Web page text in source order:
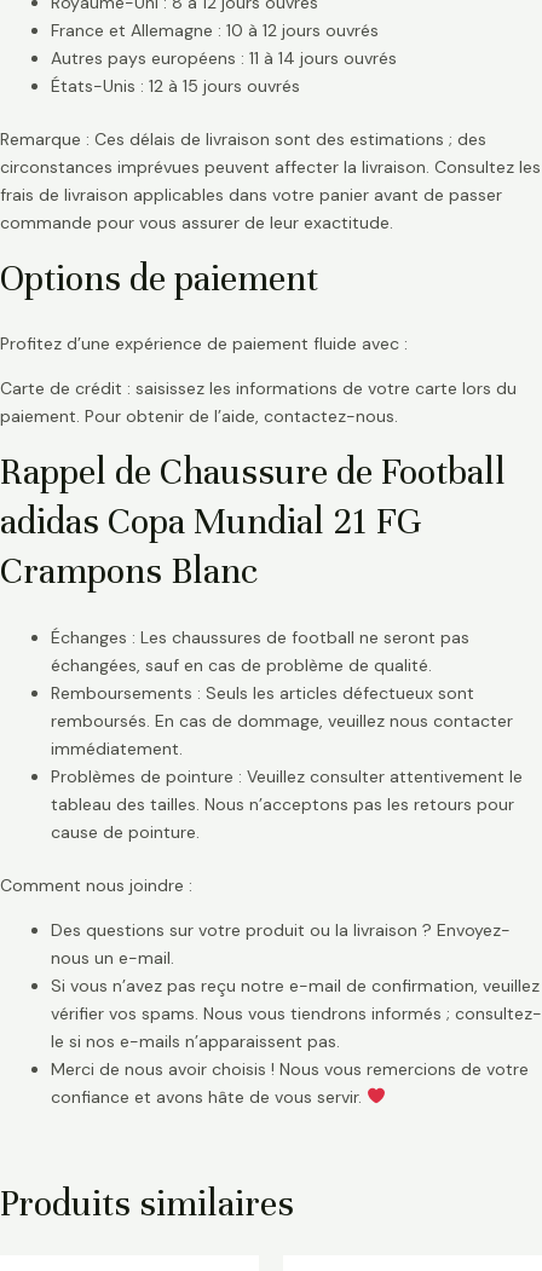
France et Allemagne : 10 à 12 jours ouvrés
Autres pays européens : 11 à 14 jours ouvrés
États-Unis : 12 à 15 jours ouvrés
Remarque : Ces délais de livraison sont des estimations ; des
circonstances imprévues peuvent affecter la livraison. Consultez les
frais de livraison applicables dans votre panier avant de passer
commande pour vous assurer de leur exactitude.
Options de paiement
Profitez d’une expérience de paiement fluide avec :
Carte de crédit : saisissez les informations de votre carte lors du
paiement. Pour obtenir de l’aide, contactez-nous.
Rappel de Chaussure de Football
adidas Copa Mundial 21 FG
Crampons Blanc
Échanges : Les chaussures de football ne seront pas
échangées, sauf en cas de problème de qualité.
Remboursements : Seuls les articles défectueux sont
remboursés. En cas de dommage, veuillez nous contacter
immédiatement.
Problèmes de pointure : Veuillez consulter attentivement le
tableau des tailles. Nous n’acceptons pas les retours pour
cause de pointure.
Comment nous joindre :
Des questions sur votre produit ou la livraison ? Envoyez-
nous un e-mail.
Si vous n’avez pas reçu notre e-mail de confirmation, veuillez
vérifier vos spams. Nous vous tiendrons informés ; consultez-
le si nos e-mails n’apparaissent pas.
Merci de nous avoir choisis ! Nous vous remercions de votre
confiance et avons hâte de vous servir.
Produits similaires